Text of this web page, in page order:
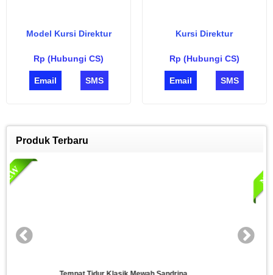
Model Kursi Direktur
Rp (Hubungi CS)
Email SMS
Kursi Direktur
Rp (Hubungi CS)
Email SMS
Produk Terbaru